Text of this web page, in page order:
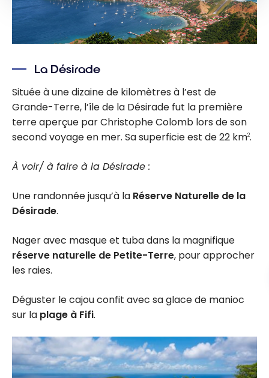
La Désirade
Située à une dizaine de kilomètres à l’est de
Grande-Terre, l’île de la Désirade fut la première
terre aperçue par Christophe Colomb lors de son
second voyage en mer. Sa superficie est de 22 km2.
À voir/ à faire à la Désirade :
Une randonnée jusqu’à la Réserve Naturelle de la
Désirade.
Nager avec masque et tuba dans la magnifique
réserve naturelle de Petite-Terre, pour approcher
les raies.
Déguster le cajou confit avec sa glace de manioc
sur la plage à Fifi.